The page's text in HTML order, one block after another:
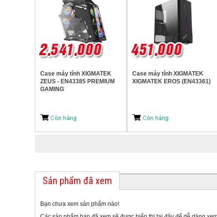
Case máy tính XIGMATEK
ZEUS - EN43385 PREMIUM
GAMING
Case máy tính XIGMATEK
XIGMATEK EROS (EN43361)
Sản phẩm đã xem
Bạn chưa xem sản phẩm nào!